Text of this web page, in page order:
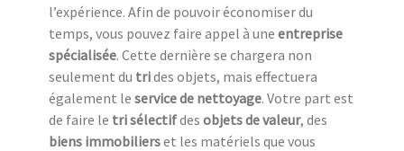
l’expérience. Afin de pouvoir économiser du
temps, vous pouvez faire appel à une entreprise
spécialisée. Cette dernière se chargera non
seulement du trides objets, mais effectuera
également le service de nettoyage. Votre part est
de faire le tri sélectifdes objets de valeur, des
biens immobilierset les matériels que vous